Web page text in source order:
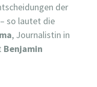
der
so lautet die
, Journalistin in
Benjamin